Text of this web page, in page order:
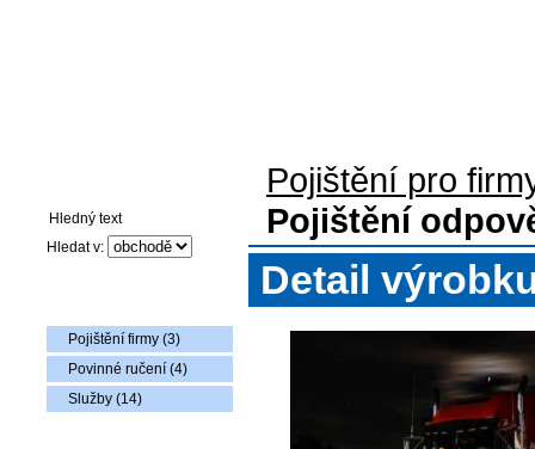
Hledat v:
Pojištění firmy (3)
Povinné ručení (4)
Služby (14)
Pojištění pro
Pojištění
Detail